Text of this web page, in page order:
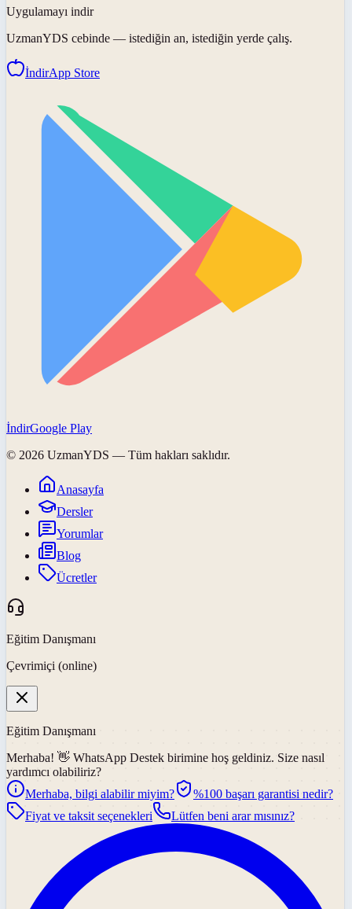
Uygulamayı indir
UzmanYDS cebinde — istediğin an, istediğin yerde çalış.
İndirApp Store
İndirGoogle Play
© 2026 UzmanYDS — Tüm hakları saklıdır.
Anasayfa
Dersler
Yorumlar
Blog
Ücretler
Eğitim Danışmanı
Çevrimiçi (online)
Eğitim Danışmanı
Merhaba! 👋 WhatsApp Destek birimine hoş geldiniz. Size nasıl
yardımcı olabiliriz?
Merhaba, bilgi alabilir miyim?
%100 başarı garantisi nedir?
Fiyat ve taksit seçenekleri
Lütfen beni arar mısınız?